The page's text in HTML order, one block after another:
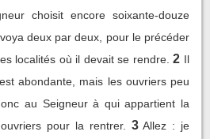
choisit encore soixante-douze
deux par deux, pour le précéder
localités où il devait se rendre. 2 Il
abondante, mais les ouvriers peu
au Seigneur à qui appartient la
pour la rentrer.
3 Allez : je